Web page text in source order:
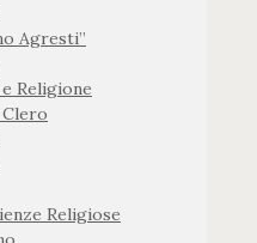
Agresti”
Religione
Religiose